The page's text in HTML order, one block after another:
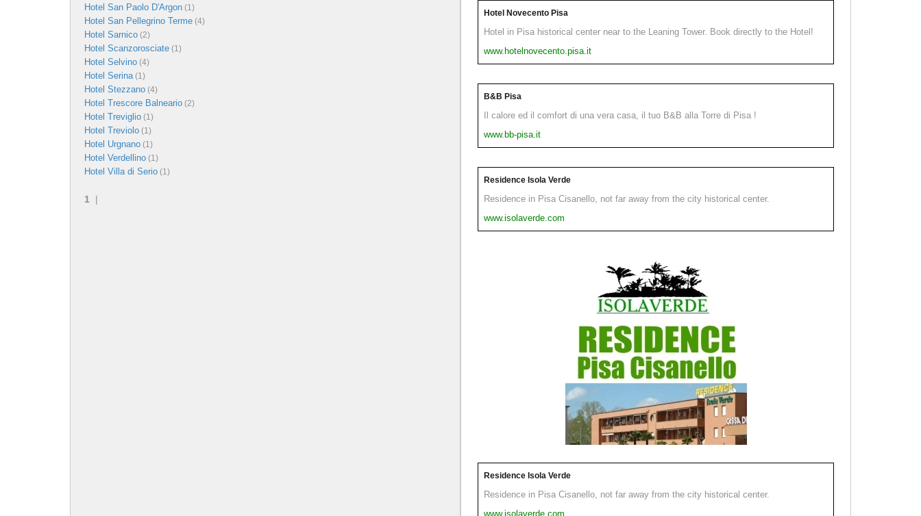
Hotel San Paolo D'Argon (1)
Hotel San Pellegrino Terme (4)
Hotel Sarnico (2)
Hotel Scanzorosciate (1)
Hotel Selvino (4)
Hotel Serina(1)
Hotel Stezzano (4)
Hotel Trescore Balneario (2)
Hotel Treviglio (1)
Hotel Treviolo (1)
Hotel Urgnano (1)
Hotel Verdellino (1)
Hotel Villa di Serio (1)
1 |
Hotel Novecento Pisa
Hotel in Pisa historical center near to the Leaning Tower. Book directly to the Hotel!
www.hotelnovecento.pisa.it
B&B Pisa
Il calore ed il comfort di una vera casa, il tuo B&B alla Torre di Pisa !
www.bb-pisa.it
Residence Isola Verde
Residence in Pisa Cisanello, not far away from the city historical center.
www.isolaverde.com
Residence Isola Verde
Residence in Pisa Cisanello, not far away from the city historical center.
www.isolaverde.com